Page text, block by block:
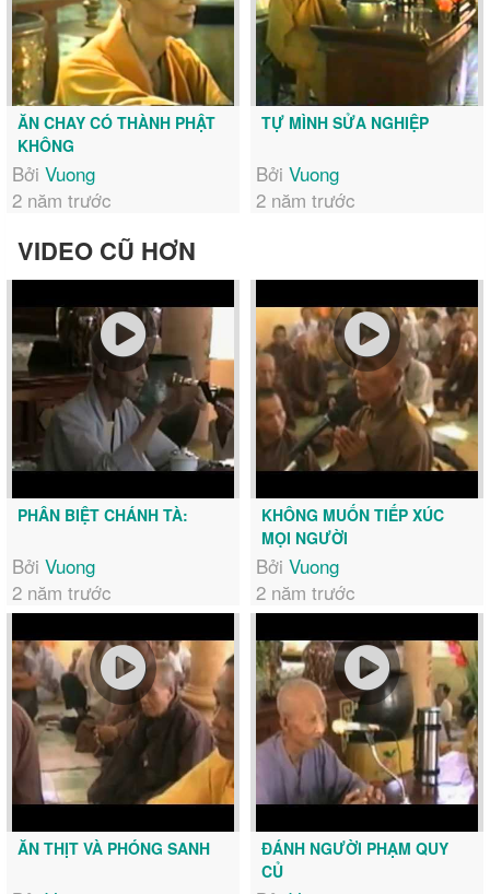
ĂN CHAY CÓ THÀNH PHẬT
KHÔNG
Bởi Vuong
2 năm trước
TỰ MÌNH SỬA NGHIỆP
Bởi Vuong
2 năm trước
VIDEO CŨ HƠN
PHÂN BIỆT CHÁNH TÀ:
Bởi Vuong
2 năm trước
KHÔNG MUỐN TIẾP XÚC
MỌI NGƯỜI
Bởi Vuong
2 năm trước
ĂN THỊT VÀ PHÓNG SANH
ĐÁNH NGƯỜI PHẠM QUY
CỦ